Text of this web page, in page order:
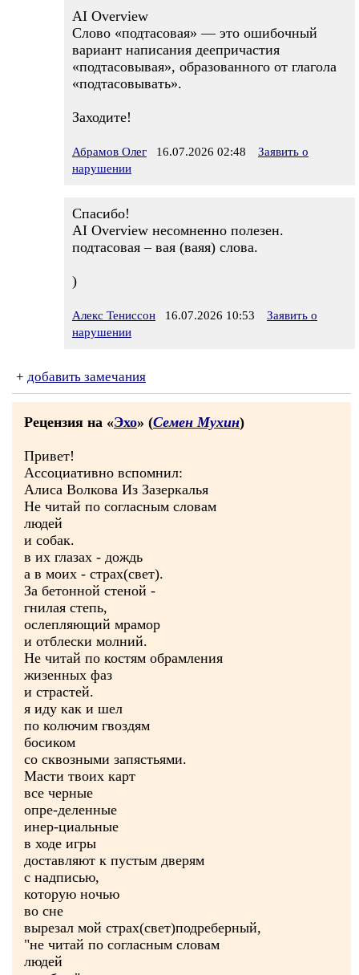
AI Overview
Слово «подтасовая» — это ошибочный
вариант написания деепричастия
«подтасовывая», образованного от глагола
«подтасовывать».
Заходите!
Абрамов Олег 16.07.2026 02:48
Заявить о
нарушении
Спасибо!
AI Overview несомненно полезен.
подтасовая – вая (ваяя) слова.
)
Алекс Тениссон 16.07.2026 10:53
Заявить о
нарушении
+ добавить замечания
Рецензия на «Эхо» (Семен Мухин)
Привет!
Ассоциативно вспомнил:
Алиса Волкова Из Зазеркалья
Не читай по согласным словам
людей
и собак.
в их глазах - дождь
а в моих - страх(свет).
За бетонной стеной -
гнилая степь,
ослепляющий мрамор
и отблески молний.
Не читай по костям обрамления
жизенных фаз
и страстей.
я иду как и шел
по колючим гвоздям
босиком
со сквозными запястьями.
Масти твоих карт
все черные
опре-деленные
инер-циальные
в ходе игры
доставляют к пустым дверям
с надписью,
которую ночью
во сне
вырезал мой страх(свет)подреберный,
"не читай по согласным словам
людей